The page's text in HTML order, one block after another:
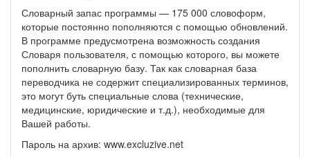
Словарный запас программы — 175 000 словоформ,
которые постоянно пополняются с помощью обновлений.
В программе предусмотрена возможность создания
Словаря пользователя, с помощью которого, вы можете
пополнить словарную базу. Так как словарная база
переводчика не содержит специализированных терминов,
это могут буть специальные слова (технические,
медицинские, юридические и т.д.), необходимые для
Вашей работы.
Пароль на архив: www.excluzive.net